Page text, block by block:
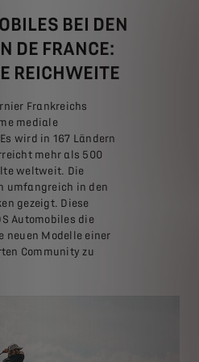
BEI DEN
DE FRANCE:
REICHWEITE
Frankreichs
mediale
wird in 167 Ländern
mehr als 500
weltweit. Die
umfangreich in den
gezeigt. Diese
Automobiles die
neuen Modelle einer
Community zu